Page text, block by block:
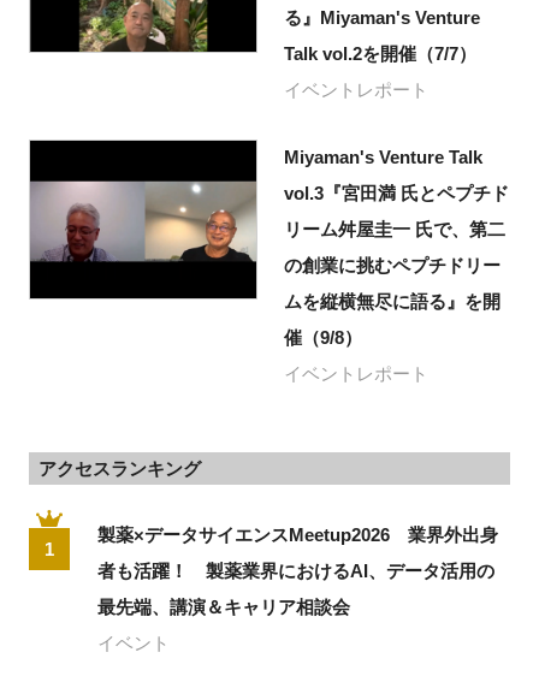
る』Miyaman's Venture
Talk vol.2を開催（7/7）
イベントレポート
Miyaman's Venture Talk
vol.3『宮田満 氏とペプチド
リーム舛屋圭一 氏で、第二
の創業に挑むペプチドリー
ムを縦横無尽に語る』を開
催（9/8）
イベントレポート
アクセスランキング
1
製薬×データサイエンスMeetup2026 業界外出身
者も活躍！ 製薬業界におけるAI、データ活用の
最先端、講演＆キャリア相談会
イベント